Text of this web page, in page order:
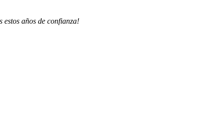
años de confianza!